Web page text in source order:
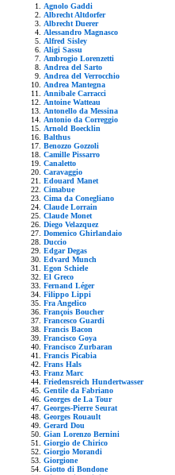
Agnolo Gaddi
Albrecht Altdorfer
Albrecht Duerer
Alessandro Magnasco
Alfred Sisley
Aligi Sassu
Ambrogio Lorenzetti
Andrea del Sarto
Andrea del Verrocchio
Andrea Mantegna
Annibale Carracci
Antoine Watteau
Antonello da Messina
Antonio da Correggio
Arnold Boecklin
Balthus
Benozzo Gozzoli
Camille Pissarro
Canaletto
Caravaggio
Edouard Manet
Cimabue
Cima da Conegliano
Claude Lorrain
Claude Monet
Diego Velazquez
Domenico Ghirlandaio
Duccio
Edgar Degas
Edvard Munch
Egon Schiele
El Greco
Fernand Léger
Filippo Lippi
Fra Angelico
François Boucher
Francesco Guardi
Francis Bacon
Francisco Goya
Francisco Zurbaran
Francis Picabia
Frans Hals
Franz Marc
Friedensreich Hundertwasser
Gentile da Fabriano
Georges de La Tour
Georges-Pierre Seurat
Georges Rouault
Gerard Dou
Gian Lorenzo Bernini
Giorgio de Chirico
Giorgio Morandi
Giorgione
Giotto di Bondone